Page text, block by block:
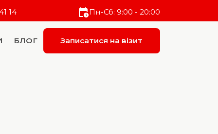
14 Пн-Сб: 9:00 - 20:00
БЛОГ Записатися на візит